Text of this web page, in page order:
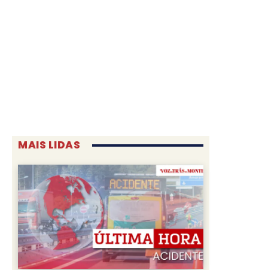
MAIS LIDAS